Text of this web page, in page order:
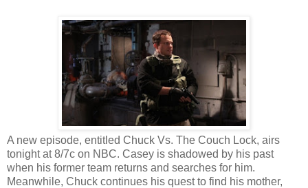
A new episode, entitled Chuck Vs. The Couch Lock, airs
tonight at 8/7c on NBC. Casey is shadowed by his past
when his former team returns and searches for him.
Meanwhile, Chuck continues his quest to find his mother,